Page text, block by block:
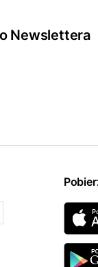
Newslettera